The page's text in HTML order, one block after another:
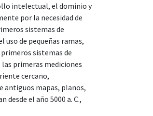
intelectual, el dominio y
por la necesidad de
sistemas de
de pequeñas ramas,
sistemas de
primeras mediciones
cercano,
antiguos mapas, planos,
el año 5000 a. C.,